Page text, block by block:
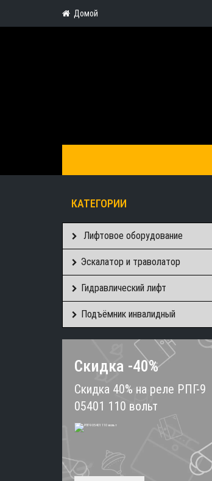
Домой
КАТЕГОРИИ
Лифтовое оборудование
Эскалатор и траволатор
Гидравлический лифт
Подъёмник инвалидный
Скидка -40%
Скидка 40% на реле РПГ-9
05401 110 вольт